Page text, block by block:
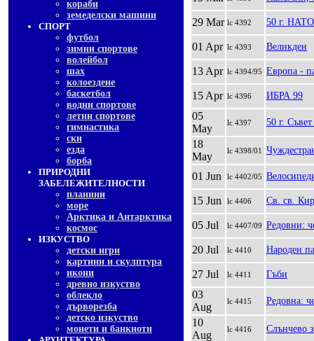
кораби
земеделски машини
СПОРТ
футбол
зимни спортове
волейбол
шах
колоездене
баскетбол
водни спортове
летни спортове
гимнастика
ски
езда
борба
ПРИРОДНИ
ЗАБЕЛЕЖИТЕЛНОСТИ
планини
море
Арктика и Антарктика
космос
ИЗКУСТВО
детски игри
картини и скулптура
икони
древно изкуство
облекло
дърворезба
детско изкуство
монети и банкноти
29 Mar lc 4392 50 г. НАТО
01 Apr lc 4393 Великден
13 Apr lc 4394/95 Европа -
15 Apr lc 4396 ИБРА 99
05
May
lc 4397 50 г.
18
May
lc 4398/01
01 Jun lc 4402/05
15 Jun lc 4406 Св. св.
05 Jul lc 4407/09 Редовни:
20 Jul lc 4410 Народен
27 Jul lc 4411 Гъби
03
Aug
lc 4415 Редовна:
10
Aug
lc 4416 Слънчево